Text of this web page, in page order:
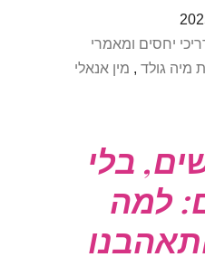
יחסים ומאמרי
מיה גולד , מין אנאלי
בלי
למה